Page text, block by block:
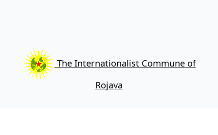
The Internationalist Commune of
Rojava